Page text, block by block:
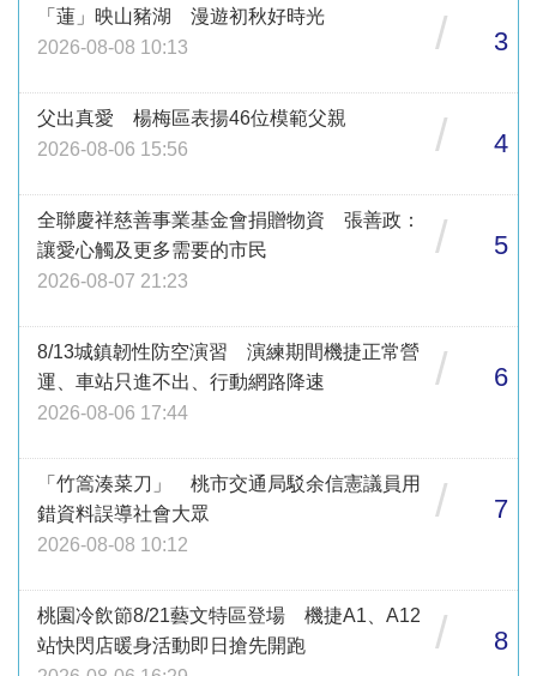
「蓮」映山豬湖 漫遊初秋好時光
2026-08-08 10:13
/ 3
父出真愛 楊梅區表揚46位模範父親
2026-08-06 15:56
/ 4
全聯慶祥慈善事業基金會捐贈物資 張善政：
讓愛心觸及更多需要的市民
2026-08-07 21:23
/ 5
8/13城鎮韌性防空演習 演練期間機捷正常營
運、車站只進不出、行動網路降速
2026-08-06 17:44
/ 6
「竹篙湊菜刀」 桃市交通局駁余信憲議員用
錯資料誤導社會大眾
2026-08-08 10:12
/ 7
桃園冷飲節8/21藝文特區登場 機捷A1、A12
站快閃店暖身活動即日搶先開跑
/ 8